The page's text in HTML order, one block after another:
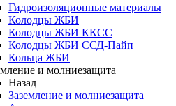
Гидроизоляционные материалы
Колодцы ЖБИ
Колодцы ЖБИ ККСС
Колодцы ЖБИ ССД-Пайп
Кольца ЖБИ
и молниезащита
Назад
Заземление и молниезащита